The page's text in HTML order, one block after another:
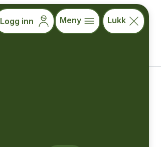
Logg inn Meny Lukk